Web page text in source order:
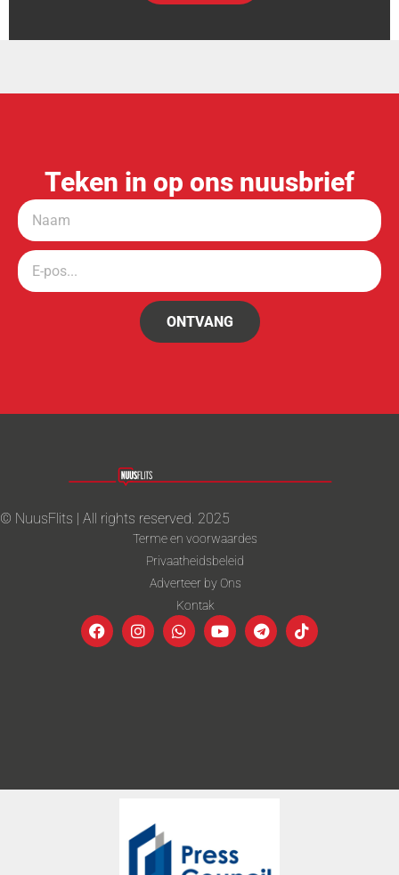
Teken in op ons nuusbrief
ONTVANG
© NuusFlits | All rights reserved. 2025
Terme en voorwaardes
Privaatheidsbeleid
Adverteer by Ons
Kontak